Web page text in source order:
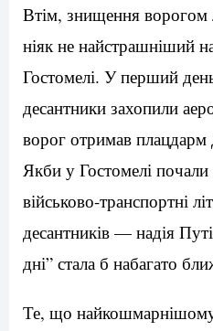
Втім, знищення
ніяк не найстрашніший
Гостомелі. У перший
десантники захопили
ворог отримав плацдарм
Якби у Гостомелі почали
військово-транспортні
десантників — надія
дні” стала б набагато
Те, що